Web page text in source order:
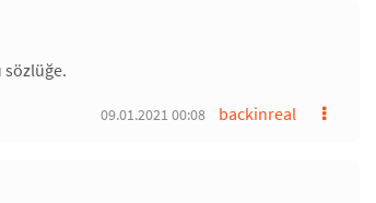
sözlüğe.
backinreal
09.01.2021 00:08